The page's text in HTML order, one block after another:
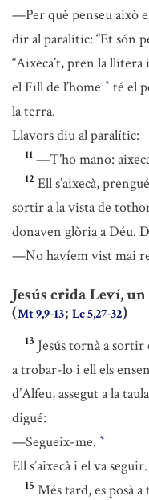
—Per què penseu això
dir al paralític: “Et són
“Aixeca’t, pren la llitera
el Fill de l’home * té el
la terra.
Llavors diu al paralític:
11 —T’ho mano:
12 Ell s’aixecà,
sortir a la vista de
donaven glòria a Déu.
—No havíem vist mai
Jesús crida Leví,
(Mt 9,9-13; Lc 5,27-32)
13 Jesús tornà a
a trobar-lo i ell els
d’Alfeu, assegut a la
digué:
—Segueix-me. *
Ell s’aixecà i el va seguir.
15 Més tard, es posà a